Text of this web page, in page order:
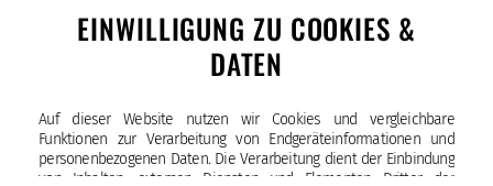
EINWILLIGUNG ZU COOKIES &
DATEN
Auf dieser Website nutzen wir Cookies und vergleichbare
Funktionen zur Verarbeitung von Endgeräteinformationen und
personenbezogenen Daten. Die Verarbeitung dient der Einbindung
von Inhalten, externen Diensten und Elementen Dritter, der
Sankt-Ansgar-Schule
Bürgerweide 33 | 20535 Hamburg
Tel (040) 25 17 34-10
Fax (040) 25 17 34-29